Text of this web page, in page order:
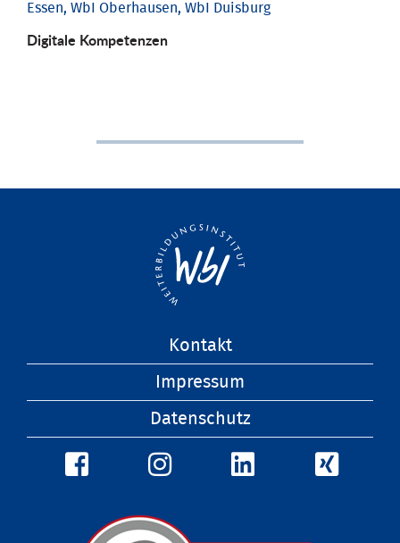
Essen, WbI Oberhausen, WbI Duisburg
Digitale Kompetenzen
Kontakt
Impressum
Datenschutz